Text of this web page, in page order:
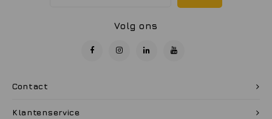
Contact
Volg ons
Klantenservice